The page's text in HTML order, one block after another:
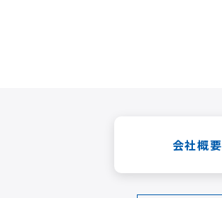
会社概要